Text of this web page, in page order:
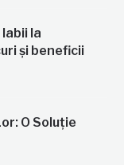
la
și beneficii
O Soluție